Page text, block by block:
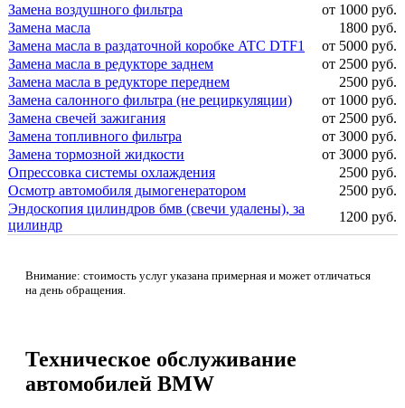
Замена воздушного фильтра
от 1000 руб.
Замена масла
1800 руб.
Замена масла в раздаточной коробке ATC DTF1
от 5000 руб.
Замена масла в редукторе заднем
от 2500 руб.
Замена масла в редукторе переднем
2500 руб.
Замена салонного фильтра (не рециркуляции)
от 1000 руб.
Замена свечей зажигания
от 2500 руб.
Замена топливного фильтра
от 3000 руб.
Замена тормозной жидкости
от 3000 руб.
Опрессовка системы охлаждения
2500 руб.
Осмотр автомобиля дымогенератором
2500 руб.
Эндоскопия цилиндров бмв (свечи удалены), за
цилиндр
1200 руб.
Внимание: стоимость услуг указана примерная и может отличаться
на день обращения.
Техническое обслуживание
автомобилей BMW